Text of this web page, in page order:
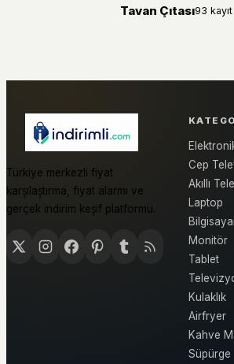
Tavan Çıtası93 kayıt
Türkiye merkezli fiyat
karşılaştırma, fiyat alarmı ve
gerçek indirim keşif platformu.
Cep
Akıllı
Laptop
Monitör
Tablet
Kulaklık
Airfryer
Kahve
Süpürge